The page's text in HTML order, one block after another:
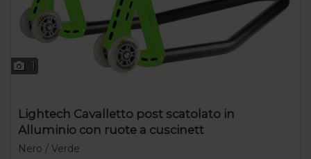
1
Lightech Cavalletto post scatolato in
Alluminio con ruote a cuscinett
Nero / Verde